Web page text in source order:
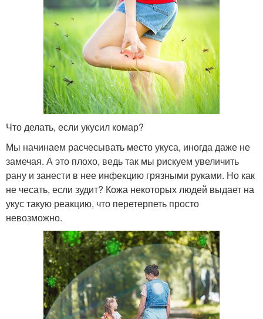
Что делать, если укусил комар?
Мы начинаем расчесывать место укуса, иногда даже не
замечая. А это плохо, ведь так мы рискуем увеличить
рану и занести в нее инфекцию грязными руками. Но как
не чесать, если зудит? Кожа некоторых людей выдает на
укус такую реакцию, что перетерпеть просто
невозможно.